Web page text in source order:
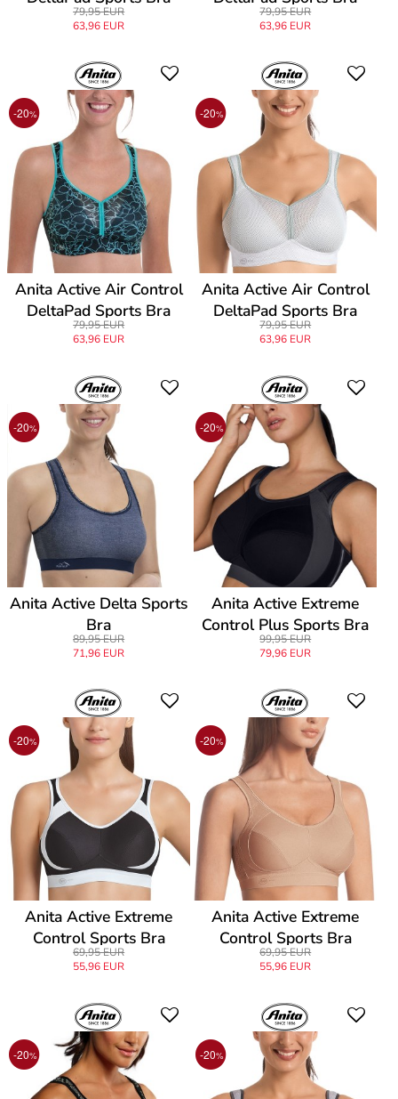
79,95 EUR
63,96 EUR
79,95 EUR
63,96 EUR
-20%
Anita Active Air Control
DeltaPad Sports Bra
79,95 EUR
63,96 EUR
-20%
Anita Active Air Control
DeltaPad Sports Bra
79,95 EUR
63,96 EUR
-20%
Anita Active Delta Sports
Bra
89,95 EUR
71,96 EUR
-20%
Anita Active Extreme
Control Plus Sports Bra
99,95 EUR
79,96 EUR
-20%
Anita Active Extreme
Control Sports Bra
69,95 EUR
55,96 EUR
-20%
Anita Active Extreme
Control Sports Bra
69,95 EUR
55,96 EUR
-20% -20%